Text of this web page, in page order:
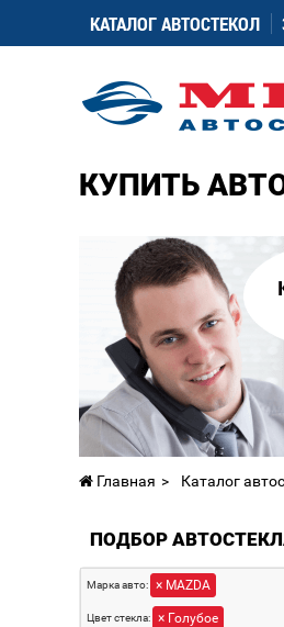
КАТАЛОГ АВТОСТЕКОЛ
КУПИТЬ
Главная Каталог
ПОДБОР
Марка авто: × MAZDA
Цвет стекла: × Голубое